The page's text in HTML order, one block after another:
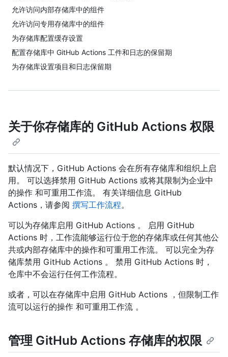
允许访问内部存储库中的组件
允许访问专用存储库中的组件
为存储库配置缓存设置
配置存储库中 GitHub Actions 工件和日志的保留期
为存储库设置项目和日志保留期
关于你存储库的 GitHub Actions 权限
默认情况下，GitHub Actions 会在所有存储库和组织上启
用。 可以选择禁用 GitHub Actions 或将其限制为企业中
的操作 和可重用工作流。 有关详细信息 GitHub
Actions，请参阅 撰写工作流程。
可以为存储库启用 GitHub Actions 。 启用 GitHub
Actions 时，工作流能够运行位于您的存储库或任何其他公
共或内部存储库中的操作和可重用工作流。 可以完全为存
储库禁用 GitHub Actions 。 禁用 GitHub Actions 时，
仓库中不会运行任何工作流程。
或者，可以在存储库中启用 GitHub Actions ，但限制工作
流可以运行的操作 和可重用工作流 。
管理 GitHub Actions 存储库的权限